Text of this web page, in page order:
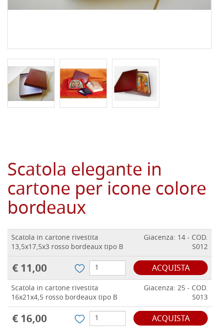
Scatola elegante in
cartone per icone colore
bordeaux
Scatola in cartone rivestita
13,5x17,5x3 rosso bordeaux tipo B
Giacenza: 14 - COD.
S012
€ 11,00 ACQUISTA
Scatola in cartone rivestita
16x21x4,5 rosso bordeaux tipo B
Giacenza: 25 - COD.
S013
€ 16,00 ACQUISTA